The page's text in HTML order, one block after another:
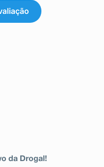
da Drogal!